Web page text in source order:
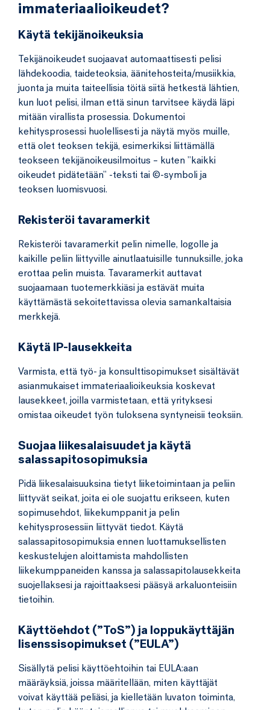
immateriaalioikeudet?
Käytä tekijänoikeuksia
Tekijänoikeudet suojaavat automaattisesti pelisi
lähdekoodia, taideteoksia, äänitehosteita/musiikkia,
juonta ja muita taiteellisia töitä siitä hetkestä lähtien,
kun luot pelisi, ilman että sinun tarvitsee käydä läpi
mitään virallista prosessia. Dokumentoi
kehitysprosessi huolellisesti ja näytä myös muille,
että olet teoksen tekijä, esimerkiksi liittämällä
teokseen tekijänoikeusilmoitus – kuten ”kaikki
oikeudet pidätetään” -teksti tai ©-symboli ja
teoksen luomisvuosi.
Rekisteröi tavaramerkit
Rekisteröi tavaramerkit pelin nimelle, logolle ja
kaikille peliin liittyville ainutlaatuisille tunnuksille, joka
erottaa pelin muista. Tavaramerkit auttavat
suojaamaan tuotemerkkiäsi ja estävät muita
käyttämästä sekoitettavissa olevia samankaltaisia
merkkejä.
Käytä IP-lausekkeita
Varmista, että työ- ja konsulttisopimukset sisältävät
asianmukaiset immateriaalioikeuksia koskevat
lausekkeet, joilla varmistetaan, että yrityksesi
omistaa oikeudet työn tuloksena syntyneisii teoksiin.
Suojaa liikesalaisuudet ja käytä
salassapitosopimuksia
Pidä liikesalaisuuksina tietyt liiketoimintaan ja peliin
liittyvät seikat, joita ei ole suojattu erikseen, kuten
sopimusehdot, liikekumppanit ja pelin
kehitysprosessiin liittyvät tiedot. Käytä
salassapitosopimuksia ennen luottamuksellisten
keskustelujen aloittamista mahdollisten
liikekumppaneiden kanssa ja salassapitolausekkeita
suojellaksesi ja rajoittaaksesi pääsyä arkaluonteisiin
tietoihin.
Käyttöehdot (”ToS”) ja loppukäyttäjän
lisenssisopimukset (”EULA”)
Sisällytä pelisi käyttöehtoihin tai EULA:aan
määräyksiä, joissa määritellään, miten käyttäjät
voivat käyttää peliäsi, ja kielletään luvaton toiminta,